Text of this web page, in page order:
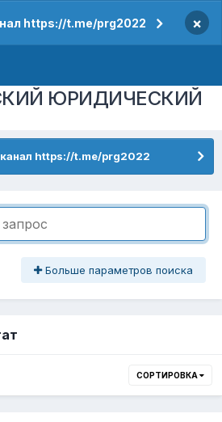
https://t.me/prg2022 ×
ЮРИДИЧЕСКИЙ
https://t.me/prg2022
Больше параметров поиска
СОРТИРОВКА